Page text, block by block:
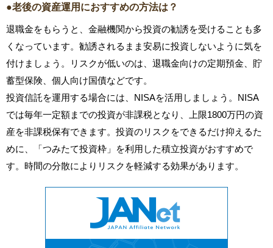
●老後の資産運用におすすめの方法は？
退職金をもらうと、金融機関から投資の勧誘を受けることも多
くなっています。勧誘されるまま安易に投資しないように気を
付けましょう。リスクが低いのは、退職金向けの定期預金、貯
蓄型保険、個人向け国債などです。
投資信託を運用する場合には、NISAを活用しましょう。NISA
では毎年一定額までの投資が非課税となり、上限1800万円の資
産を非課税保有できます。投資のリスクをできるだけ抑えるた
めに、「つみたて投資枠」を利用した積立投資がおすすめで
す。時間の分散によりリスクを軽減する効果があります。